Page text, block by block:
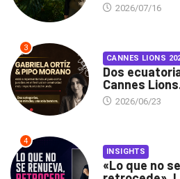
2026/07/16
3
CANNES LIONS
Dos
Cannes
2026/06/23
4
INSIGHTS
«Lo que no